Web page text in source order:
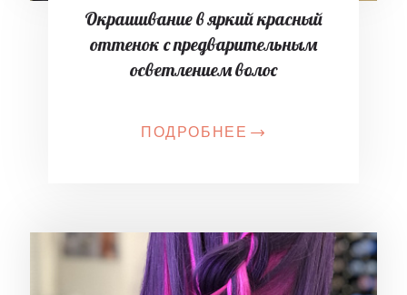
Окрашивание в яркий красный
оттенок с предварительным
осветлением волос
ПОДРОБНЕЕ